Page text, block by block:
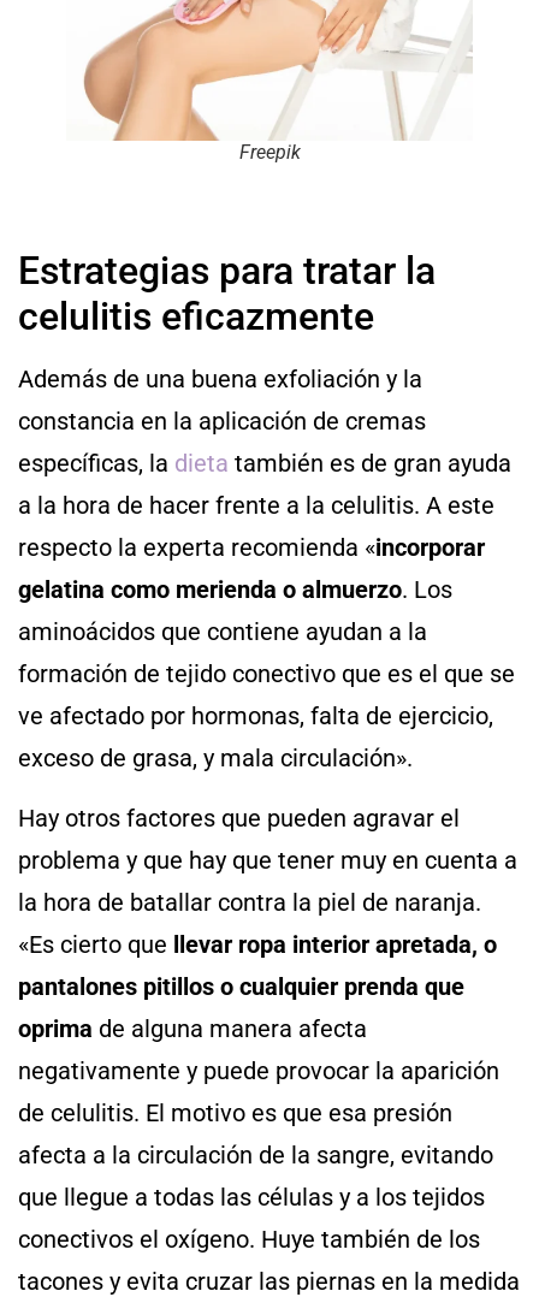
Freepik
Estrategias para tratar la
celulitis eficazmente
Además de una buena exfoliación y la
constancia en la aplicación de cremas
específicas, la dieta también es de gran ayuda
a la hora de hacer frente a la celulitis. A este
respecto la experta recomienda «incorporar
gelatina como merienda o almuerzo. Los
aminoácidos que contiene ayudan a la
formación de tejido conectivo que es el que se
ve afectado por hormonas, falta de ejercicio,
exceso de grasa, y mala circulación».
Hay otros factores que pueden agravar el
problema y que hay que tener muy en cuenta a
la hora de batallar contra la piel de naranja.
«Es cierto que llevar ropa interior apretada, o
pantalones pitillos o cualquier prenda que
oprima de alguna manera afecta
negativamente y puede provocar la aparición
de celulitis. El motivo es que esa presión
afecta a la circulación de la sangre, evitando
que llegue a todas las células y a los tejidos
conectivos el oxígeno. Huye también de los
tacones y evita cruzar las piernas en la medida